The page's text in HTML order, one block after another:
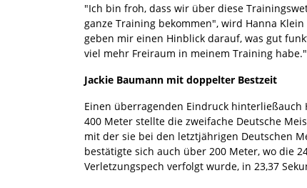
"Ich bin froh, dass wir über diese
ganze Training bekommen", wird Hanna
geben mir einen Hinblick darauf, was gut
viel mehr Freiraum in meinem Training habe."
Jackie Baumann mit doppelter Bestzeit
Einen überragenden Eindruck hinterließauch
400 Meter stellte die zweifache Deutsche
mit der sie bei den letztjährigen Deutschen
bestätigte sich auch über 200 Meter, wo die
Verletzungspech verfolgt wurde, in 23,37